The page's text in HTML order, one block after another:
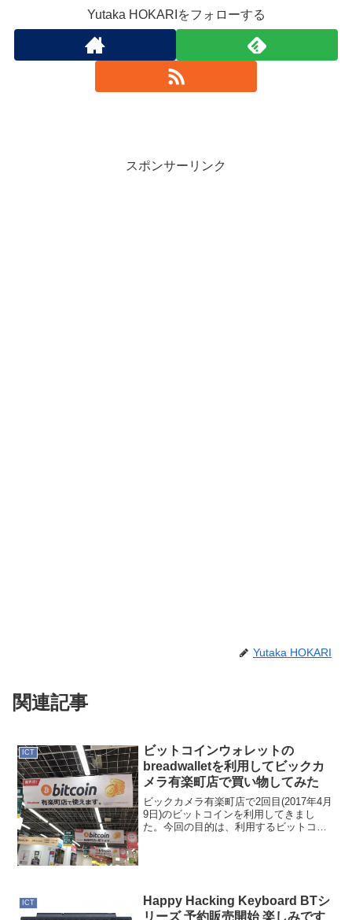
Yutaka HOKARIをフォローする
スポンサーリンク
Yutaka HOKARI
関連記事
ICT
ビットコインウォレットの
breadwalletを利用してビックカ
メラ有楽町店で買い物してみた
ビックカメラ有楽町店で2回目(2017年4月
9日)のビットコインを利用してきまし
た。今回の目的は、利用するビットコイ
ICT
Happy Hacking Keyboard BTシ
リーズ 予約販売開始 楽しみです